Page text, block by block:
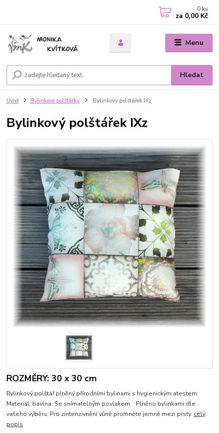
Menu
Hledat
0 ks
za 0,00 Kč
Úvod Bylinkové polštářky Bylinkový polštářek IXz
Bylinkový polštářek IXz
ROZMĚRY: 30 x 30 cm
Bylinkový polštář plněný přírodními bylinami s hygienickým atestem.
Materiál: bavlna. Se snímatelným povlakem. Plněno bylinkami dle
vašeho výběru. Pro zintenzivnění vůně promněte jemně mezi prsty. celý
popis